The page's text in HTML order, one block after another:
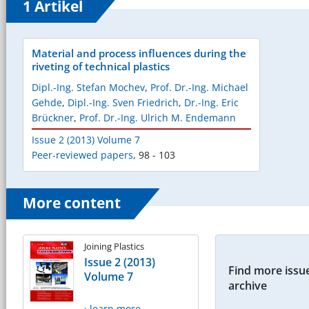
1 Artikel
Material and process influences during the
riveting of technical plastics
Dipl.-Ing. Stefan Mochev, Prof. Dr.-Ing. Michael
Gehde, Dipl.-Ing. Sven Friedrich, Dr.-Ing. Eric
Brückner, Prof. Dr.-Ing. Ulrich M. Endemann
Issue 2 (2013) Volume 7
Peer-reviewed papers, 98 - 103
More content
Joining Plastics
Issue 2 (2013)
Volume 7
Find more
archive